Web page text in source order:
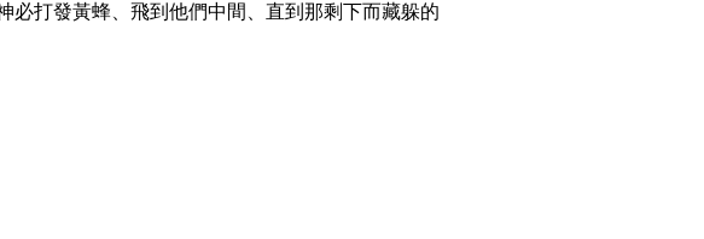
打發黃蜂、飛到他們中間、直到那剩下而藏躲的